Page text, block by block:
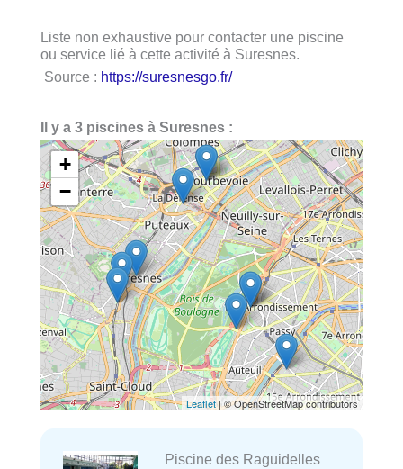
Liste non exhaustive pour contacter une piscine
ou service lié à cette activité à Suresnes.
Source : https://suresnesgo.fr/
Il y a 3 piscines à Suresnes :
+
−
Leaflet| © OpenStreetMap contributors
Piscine des Raguidelles